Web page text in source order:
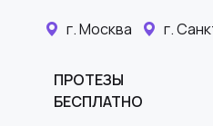
г. Москва г.
ПРОТЕЗЫ
БЕСПЛАТНО